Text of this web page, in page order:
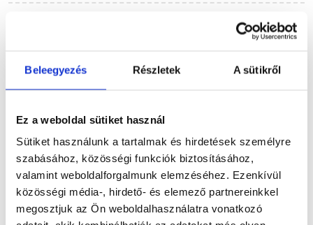
Beleegyezés Részletek A sütikről
Ez a weboldal sütiket használ
Sütiket használunk a tartalmak és hirdetések személyre
szabásához, közösségi funkciók biztosításához,
valamint weboldalforgalmunk elemzéséhez. Ezenkívül
közösségi média-, hirdető- és elemező partnereinkkel
megosztjuk az Ön weboldalhasználatra vonatkozó
Termékinformáció
Vásárlói vélemények